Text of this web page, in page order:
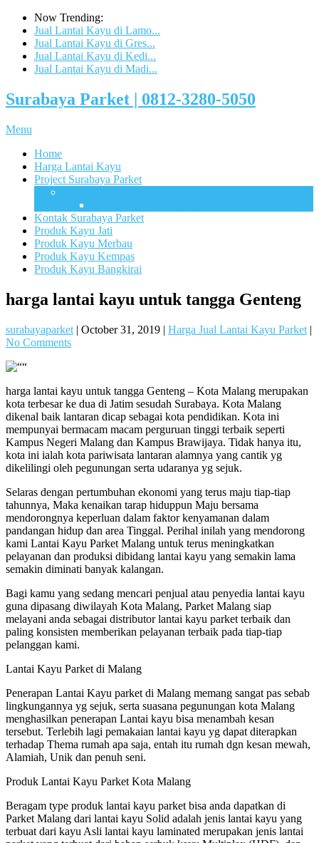
Now Trending:
Jual Lantai Kayu di Lamo...
Jual Lantai Kayu di Gres...
Jual Lantai Kayu di Kedi...
Jual Lantai Kayu di Madi...
Surabaya Parket | 0812-3280-5050
Menu
Home
Harga Lantai Kayu
Project Surabaya Parket
Kontak Surabaya Parket
Produk Kayu Jati
Produk Kayu Merbau
Produk Kayu Kempas
Produk Kayu Bangkirai
harga lantai kayu untuk tangga Genteng
surabayaparket | October 31, 2019 | Harga Jual Lantai Kayu Parket |
No Comments
harga lantai kayu untuk tangga Genteng – Kota Malang merupakan
kota terbesar ke dua di Jatim sesudah Surabaya. Kota Malang
dikenal baik lantaran dicap sebagai kota pendidikan. Kota ini
mempunyai bermacam macam perguruan tinggi terbaik seperti
Kampus Negeri Malang dan Kampus Brawijaya. Tidak hanya itu,
kota ini ialah kota pariwisata lantaran alamnya yang cantik yg
dikelilingi oleh pegunungan serta udaranya yg sejuk.
Selaras dengan pertumbuhan ekonomi yang terus maju tiap-tiap
tahunnya, Maka kenaikan tarap hiduppun Maju bersama
mendorongnya keperluan dalam faktor kenyamanan dalam
pandangan hidup dan area Tinggal. Perihal inilah yang mendorong
kami Lantai Kayu Parket Malang untuk terus meningkatkan
pelayanan dan produksi dibidang lantai kayu yang semakin lama
semakin diminati banyak kalangan.
Bagi kamu yang sedang mencari penjual atau penyedia lantai kayu
guna dipasang diwilayah Kota Malang, Parket Malang siap
melayani anda sebagai distributor lantai kayu parket terbaik dan
paling konsisten memberikan pelayanan terbaik pada tiap-tiap
pelanggan kami.
Lantai Kayu Parket di Malang
Penerapan Lantai Kayu parket di Malang memang sangat pas sebab
lingkungannya yg sejuk, serta suasana pegunungan kota Malang
menghasilkan penerapan Lantai kayu bisa menambah kesan
tersebut. Terlebih lagi pemakaian lantai kayu yg dapat diterapkan
terhadap Thema rumah apa saja, entah itu rumah dgn kesan mewah,
Alamiah, Unik dan penuh seni.
Produk Lantai Kayu Parket Kota Malang
Beragam type produk lantai kayu parket bisa anda dapatkan di
Parket Malang dari lantai kayu Solid adalah jenis lantai kayu yang
terbuat dari kayu Asli lantai kayu laminated merupakan jenis lantai